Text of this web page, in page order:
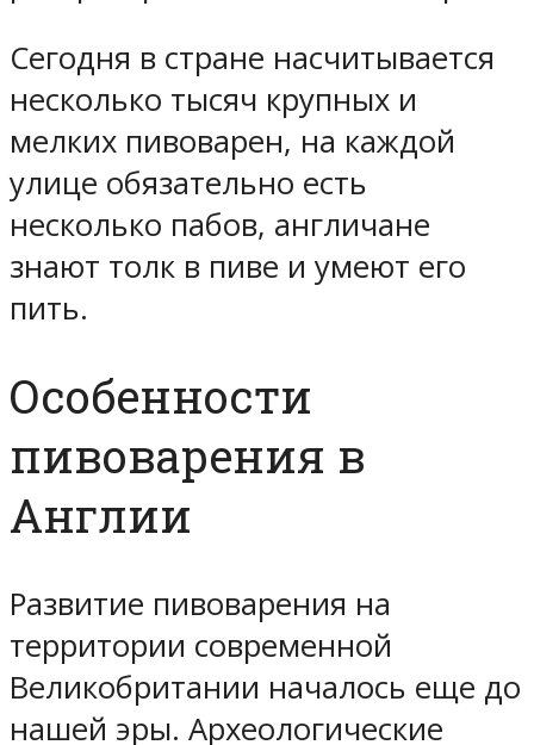
Сегодня в стране насчитывается
несколько тысяч крупных и
мелких пивоварен, на каждой
улице обязательно есть
несколько пабов, англичане
знают толк в пиве и умеют его
пить.
Особенности
пивоварения в
Англии
Развитие пивоварения на
территории современной
Великобритании началось еще до
нашей эры. Археологические